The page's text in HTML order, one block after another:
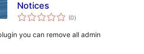
Notices
(0értékelés
összesen
)
you can remove all admin